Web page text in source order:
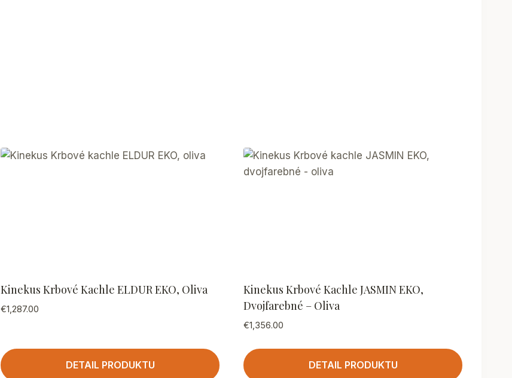
Kinekus Krbové Kachle ELDUR EKO, Oliva
€1,287.00
DETAIL PRODUKTU
Kinekus Krbové Kachle JASMIN EKO,
Dvojfarebné – Oliva
€1,356.00
DETAIL PRODUKTU